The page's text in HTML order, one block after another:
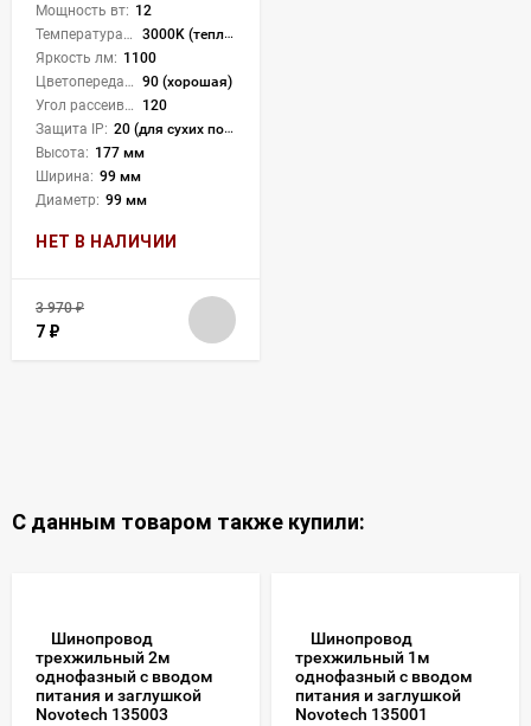
Мощность вт: 12
Температура света:
3000K (теплый), 4000K (нейтральный), 6000K (холодный), CCT механическое переключение
Яркость лм: 1100
Цветопередача (CRI): 90 (хорошая)
Угол рассеивания света °:
120
Защита IP: 20 (для сухих пом.)
Высота: 177 мм
Ширина: 99 мм
Диаметр: 99 мм
НЕТ В НАЛИЧИИ
3 970₽
7 ₽
С данным товаром также купили:
Шинопровод
трехжильный 2м
однофазный с вводом
питания и заглушкой
Novotech 135003
Шинопровод
трехжильный 1м
однофазный с вводом
питания и заглушкой
Novotech 135001